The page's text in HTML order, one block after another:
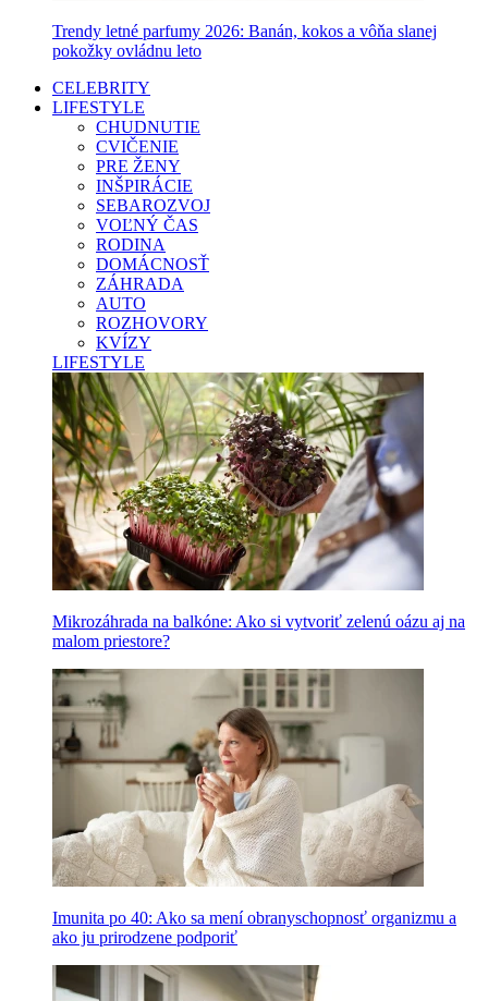
Trendy letné parfumy 2026: Banán, kokos a vôňa slanej
pokožky ovládnu leto
CELEBRITY
LIFESTYLE
CHUDNUTIE
CVIČENIE
PRE ŽENY
INŠPIRÁCIE
SEBAROZVOJ
VOĽNÝ ČAS
RODINA
DOMÁCNOSŤ
ZÁHRADA
AUTO
ROZHOVORY
KVÍZY
LIFESTYLE
Mikrozáhrada na balkóne: Ako si vytvoriť zelenú oázu aj na
malom priestore?
Imunita po 40: Ako sa mení obranyschopnosť organizmu a
ako ju prirodzene podporiť